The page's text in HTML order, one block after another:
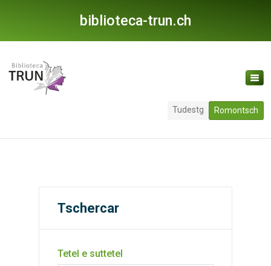
biblioteca-trun.ch
Tudestg Romontsch
Tschercar
Tetel e suttetel